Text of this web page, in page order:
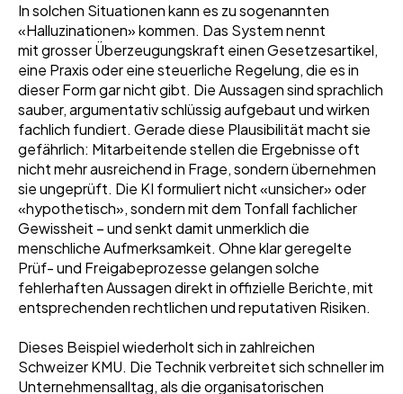
In solchen Situationen kann es zu sogenannten
«Halluzinationen» kommen. Das System nennt
mit grosser Überzeugungskraft einen Gesetzesartikel,
eine Praxis oder eine steuerliche Regelung, die es in
dieser Form gar nicht gibt. Die Aussagen sind sprachlich
sauber, argumentativ schlüssig aufgebaut und wirken
fachlich fundiert. Gerade diese Plausibilität macht sie
gefährlich: Mitarbeitende stellen die Ergebnisse oft
nicht mehr ausreichend in Frage, sondern übernehmen
sie ungeprüft. Die KI formuliert nicht «unsicher» oder
«hypothetisch», sondern mit dem Tonfall fachlicher
Gewissheit – und senkt damit unmerklich die
menschliche Aufmerksamkeit. Ohne klar geregelte
Prüf- und Freigabeprozesse gelangen solche
fehlerhaften Aussagen direkt in offizielle Berichte, mit
entsprechenden rechtlichen und reputativen Risiken.
Dieses Beispiel wiederholt sich in zahlreichen
Schweizer KMU. Die Technik verbreitet sich schneller im
Unternehmensalltag, als die organisatorischen